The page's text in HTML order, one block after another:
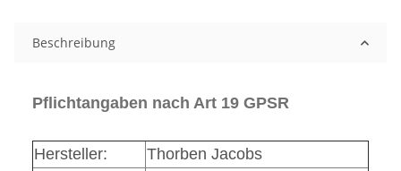
Beschreibung
Pflichtangaben nach Art 19 GPSR
Hersteller: Thorben Jacobs